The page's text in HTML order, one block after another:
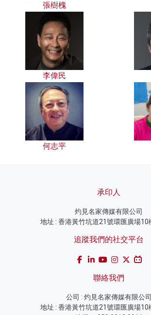
張樹槐
李偉民
何志平
承印人
灼見名家傳媒有限公司
地址 : 香港黃竹坑道21號環匯廣場10
追蹤我們的社交平台
聯絡我們
公司 : 灼見名家傳媒有限公司
地址 : 香港黃竹坑道21號環匯廣場10